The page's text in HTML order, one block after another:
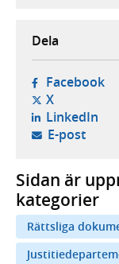
Dela
Facebook-
X- öppnas i
LinkedIn-
E-post-
Sidan är
kategorier
Rättsliga